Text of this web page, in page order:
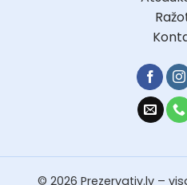
© 2026 Prezervativ.lv –